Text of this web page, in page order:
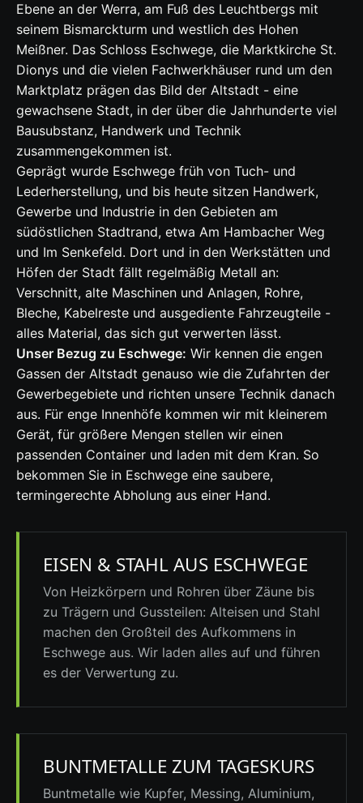
Ebene an der Werra, am Fuß des Leuchtbergs mit
seinem Bismarckturm und westlich des Hohen
Meißner. Das Schloss Eschwege, die Marktkirche St.
Dionys und die vielen Fachwerkhäuser rund um den
Marktplatz prägen das Bild der Altstadt - eine
gewachsene Stadt, in der über die Jahrhunderte viel
Bausubstanz, Handwerk und Technik
zusammengekommen ist.
Geprägt wurde Eschwege früh von Tuch- und
Lederherstellung, und bis heute sitzen Handwerk,
Gewerbe und Industrie in den Gebieten am
südöstlichen Stadtrand, etwa Am Hambacher Weg
und Im Senkefeld. Dort und in den Werkstätten und
Höfen der Stadt fällt regelmäßig Metall an:
Verschnitt, alte Maschinen und Anlagen, Rohre,
Bleche, Kabelreste und ausgediente Fahrzeugteile -
alles Material, das sich gut verwerten lässt.
Unser Bezug zu Eschwege: Wir kennen die engen
Gassen der Altstadt genauso wie die Zufahrten der
Gewerbegebiete und richten unsere Technik danach
aus. Für enge Innenhöfe kommen wir mit kleinerem
Gerät, für größere Mengen stellen wir einen
passenden Container und laden mit dem Kran. So
bekommen Sie in Eschwege eine saubere,
termingerechte Abholung aus einer Hand.
EISEN & STAHL AUS ESCHWEGE
Von Heizkörpern und Rohren über Zäune bis
zu Trägern und Gussteilen: Alteisen und Stahl
machen den Großteil des Aufkommens in
Eschwege aus. Wir laden alles auf und führen
es der Verwertung zu.
BUNTMETALLE ZUM TAGESKURS
Buntmetalle wie Kupfer, Messing, Aluminium,